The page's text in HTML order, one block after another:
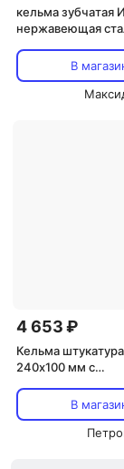
кельма зубчатая
нержавеющая
В
4 653 ₽
Кельма
240х100 мм с
В